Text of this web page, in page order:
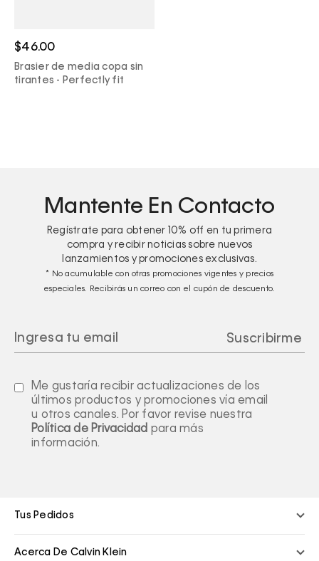
$46.00
Brasier de media copa sin
tirantes - Perfectly fit
Mantente En Contacto
Regístrate para obtener 10% off en tu primera
compra y recibir noticias sobre nuevos
lanzamientos y promociones exclusivas.
* No acumulable con otras promociones vigentes y precios
especiales. Recibirás un correo con el cupón de descuento.
Me gustaría recibir actualizaciones de los
últimos productos y promociones vía email
u otros canales. Por favor revise nuestra
Política de Privacidad para más
información.
Tus Pedidos
Acerca De Calvin Klein